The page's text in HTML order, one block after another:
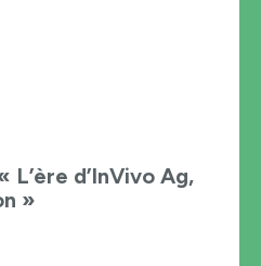
d’InVivo Ag,
»